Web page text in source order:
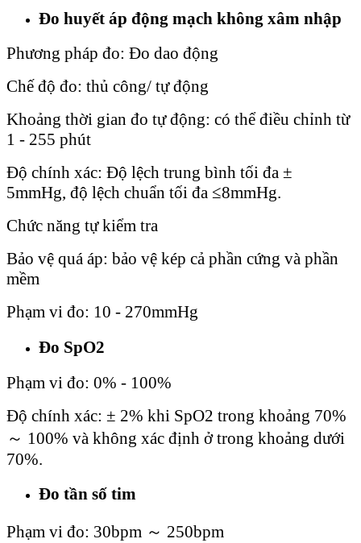
Đo huyết áp động mạch không xâm nhập
Phương pháp đo: Đo dao động
Chế độ đo: thủ công/ tự động
Khoảng thời gian đo tự động: có thể điều chỉnh từ
1 - 255 phút
Độ chính xác: Độ lệch trung bình tối đa ±
5mmHg, độ lệch chuẩn tối đa ≤8mmHg.
Chức năng tự kiểm tra
Bảo vệ quá áp: bảo vệ kép cả phần cứng và phần
mềm
Phạm vi đo: 10 - 270mmHg
Đo SpO2
Phạm vi đo: 0% - 100%
Độ chính xác: ± 2% khi SpO2 trong khoảng 70%
～ 100% và không xác định ở trong khoảng dưới
70%.
Đo tần số tim
Phạm vi đo: 30bpm ～ 250bpm